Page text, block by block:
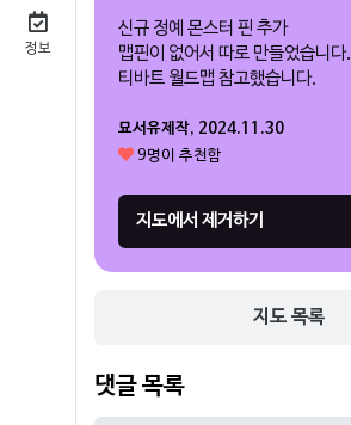
정보
신규 정예 몬스터 핀 추가
맵핀이 없어서 따로 만들었습니다.
티바트 월드맵 참고했습니다.
묘서유제작, 2024.11.30
9명이 추천함
지도 목록
댓글 목록